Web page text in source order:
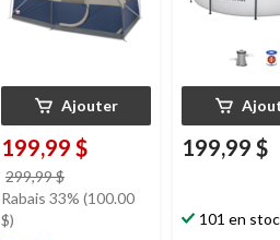
Ajouter
199,99 $
299,99 $
était
Rabais 33% (100.00
$)
199,99 $
101 en